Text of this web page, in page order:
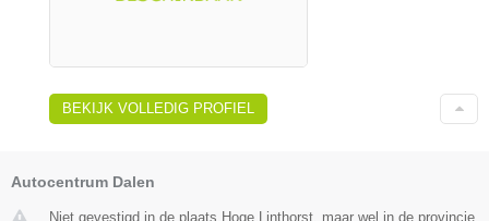
BEKIJK VOLLEDIG PROFIEL
Autocentrum Dalen
Niet gevestigd in de plaats Hoge Linthorst, maar wel in de provincie